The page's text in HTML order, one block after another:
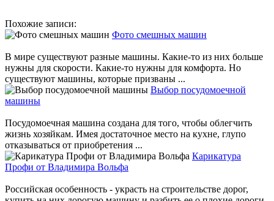
Похожие записи:
Фото смешных машин
В мире существуют разные машины. Какие-то из них больше
нужны для скорости. Какие-то нужны для комфорта. Но
существуют машины, которые призваны ...
Выбор посудомоечной
машины
Посудомоечная машина создана для того, чтобы облегчить
жизнь хозяйкам. Имея достаточное место на кухне, глупо
отказываться от приобретения ...
Карикатура
Профи от Владимира Вольфа
Российская особенность - украсть на строительстве дорог,